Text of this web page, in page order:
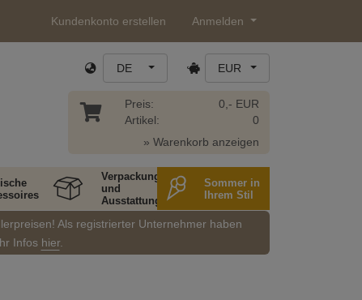
Kundenkonto erstellen Anmelden
DE EUR
Preis:
Artikel:
0,- EUR
0
» Warenkorb anzeigen
Verpackung
und
Ausstattung
Sommer in
Ihrem Stil
Als registrierter Unternehmer haben
Infos hier.